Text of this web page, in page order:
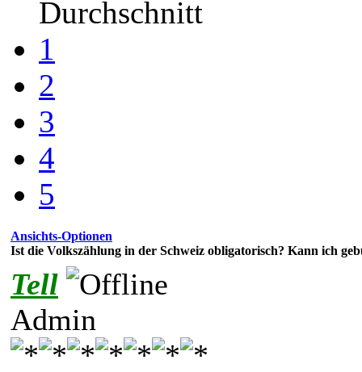
Durchschnitt
1
2
3
4
5
Ansichts-Optionen
Ist die Volkszählung in der Schweiz obligatorisch? Kann ich
Tell
Admin